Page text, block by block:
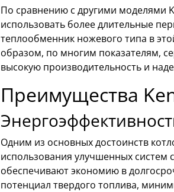
По сравнению с другими моделями
использовать более длительные
теплообменник ножевого типа в
образом, по многим показателям,
высокую производительность и
Преимущества
Одним из основных достоинств
использования улучшенных систем
обеспечивают экономию в
потенциал твердого топлива,